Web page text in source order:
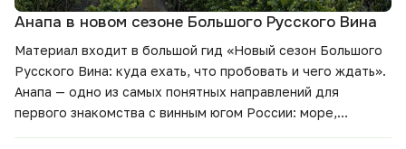
Анапа в новом сезоне Большого Русского Вина
Материал входит в большой гид «Новый сезон Большого
Русского Вина: куда ехать, что пробовать и чего ждать».
Анапа — одно из самых понятных направлений для
первого знакомства с винным югом России: море,